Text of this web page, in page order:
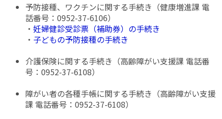
予防接種、ワクチンに関する手続き（健康増進課 電
話番号：0952-37-6106）
・妊婦健診受診票（補助券）の手続き
・ 子どもの予防接種の手続き
介護保険に関する手続き（高齢障がい支援課 電話番
号：0952-37-6108）
障がい者の各種手帳に関する手続き（高齢障がい支援
課 電話番号：0952-37-6108）